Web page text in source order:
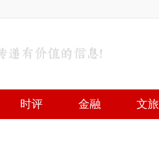
时评 金融 文旅